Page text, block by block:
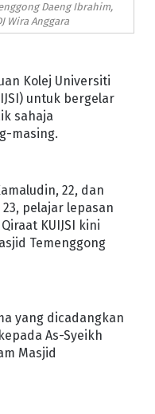
Daeng Ibrahim,
Wira Anggara
Kolej Universiti
untuk bergelar
sahaja
masing.
22, dan
pelajar lepasan
KUIJSI kini
Temenggong
yang dicadangkan
As-Syeikh
Masjid